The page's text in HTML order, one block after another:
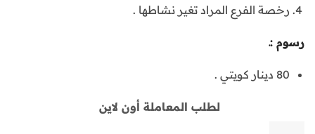
رخصة الفرع المراد تغير نشاطها .
رسوم :ـ
80 دينار كويتي .
لطلب المعاملة أون لاين